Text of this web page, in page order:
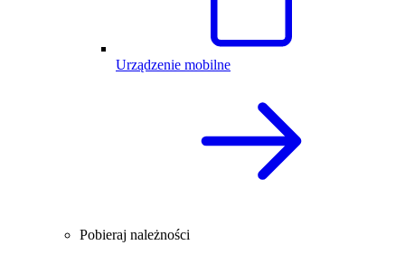
Urządzenie mobilne
Pobieraj należności